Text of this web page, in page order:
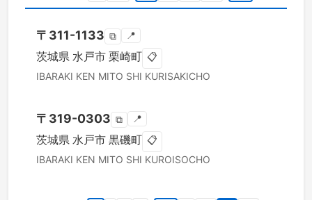
〒 311-1133 ⧉ 📍
茨城県 水戸市 栗崎町 📋
IBARAKI KEN MITO SHI KURISAKICHO
〒 319-0303 ⧉ 📍
茨城県 水戸市 黒磯町 📋
IBARAKI KEN MITO SHI KUROISOCHO